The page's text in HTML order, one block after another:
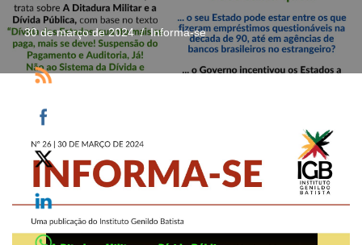
30 de março de 2024 Informa-se